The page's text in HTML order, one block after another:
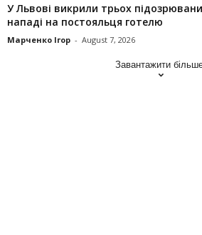
У Львові викрили трьох
нападі на постояльця готелю
Марченко Ігор - August 7, 2026
Завантажити